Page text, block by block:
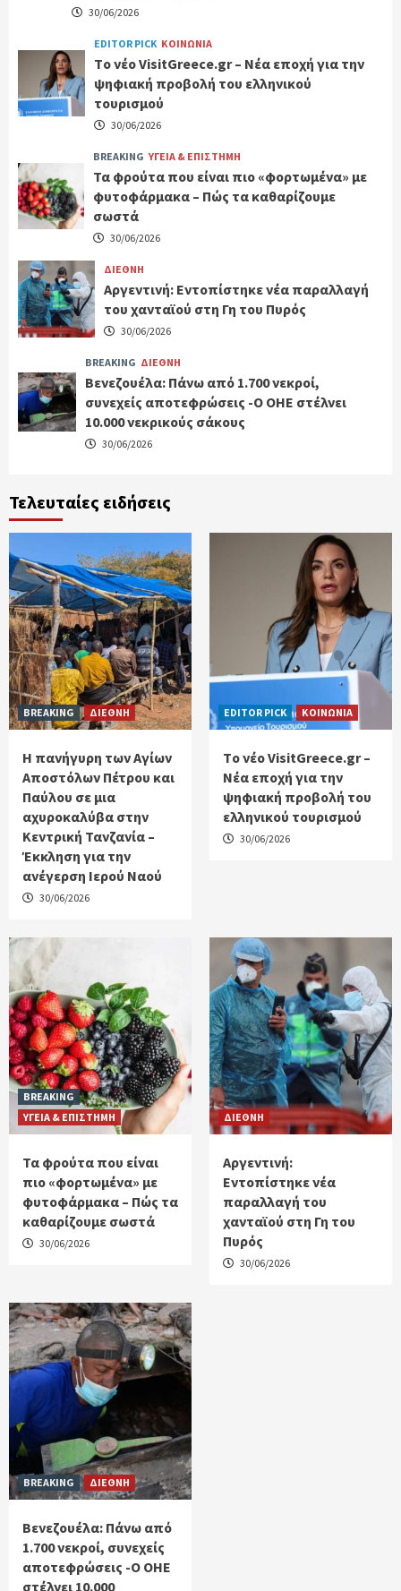
30/06/2026
EDITOR PICK ΚΟΙΝΩΝΙΑ
Tο νέο VisitGreece.gr – Νέα εποχή για την
ψηφιακή προβολή του ελληνικού
τουρισμού
30/06/2026
BREAKING ΥΓΕΙΑ & ΕΠΙΣΤΗΜΗ
Τα φρούτα που είναι πιο «φορτωμένα» με
φυτοφάρμακα – Πώς τα καθαρίζουμε
σωστά
30/06/2026
ΔΙΕΘΝΗ
Αργεντινή: Εντοπίστηκε νέα παραλλαγή
του χανταϊού στη Γη του Πυρός
30/06/2026
BREAKING ΔΙΕΘΝΗ
Βενεζουέλα: Πάνω από 1.700 νεκροί,
συνεχείς αποτεφρώσεις -Ο ΟΗΕ στέλνει
10.000 νεκρικούς σάκους
30/06/2026
Τελευταίες ειδήσεις
BREAKING ΔΙΕΘΝΗ
Η πανήγυρη των Αγίων
Αποστόλων Πέτρου και
Παύλου σε μια
αχυροκαλύβα στην
Κεντρική Τανζανία –
Έκκληση για την
ανέγερση Ιερού Ναού
30/06/2026
EDITOR PICK ΚΟΙΝΩΝΙΑ
Tο νέο VisitGreece.gr –
Νέα εποχή για την
ψηφιακή προβολή του
ελληνικού τουρισμού
30/06/2026
BREAKING
ΥΓΕΙΑ & ΕΠΙΣΤΗΜΗ
Τα φρούτα που είναι
πιο «φορτωμένα» με
φυτοφάρμακα – Πώς τα
καθαρίζουμε σωστά
30/06/2026
ΔΙΕΘΝΗ
Αργεντινή:
Εντοπίστηκε νέα
παραλλαγή του
χανταϊού στη Γη του
Πυρός
30/06/2026
BREAKING ΔΙΕΘΝΗ
Βενεζουέλα: Πάνω από
1.700 νεκροί, συνεχείς
αποτεφρώσεις -Ο ΟΗΕ
στέλνει 10.000